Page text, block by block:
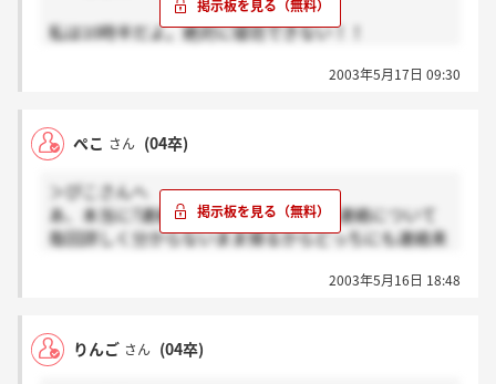
私は10時半だよ。絶対に寝坊できない！！
2次面接の待合室で10人くらいに会って、
最終もまだまだ気を抜けなさそう。でも、何人いよう
と、受かるか落ちるかの2分の1だから、他の人との勝
ぺこさんらしく、私らしく、お互い頑張ろう！！！
2003年5月17日 09:30
ぺこ さん (04卒)
＞ぴこさんへ
あ、本当に?連絡はどうなんだろう…。連絡について
毎回詳しく分からないまま帰るからどっちにも連絡来
りんごさんへ
まじで？？？！！！すごくなーい？！
2003年5月16日 18:48
りんご さん (04卒)